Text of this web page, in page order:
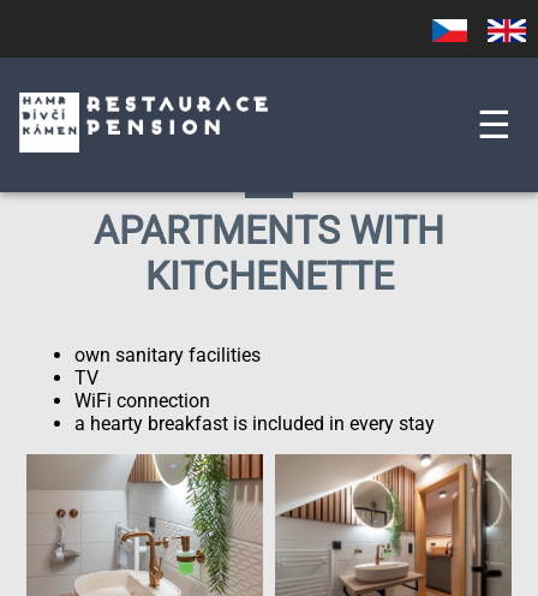
main
Czech English
☰
APARTMENTS WITH
KITCHENETTE
own sanitary facilities
TV
WiFi connection
a hearty breakfast is included in every stay